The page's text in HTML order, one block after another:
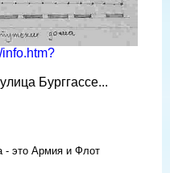
Бурггассе...
- это Армия и Флот